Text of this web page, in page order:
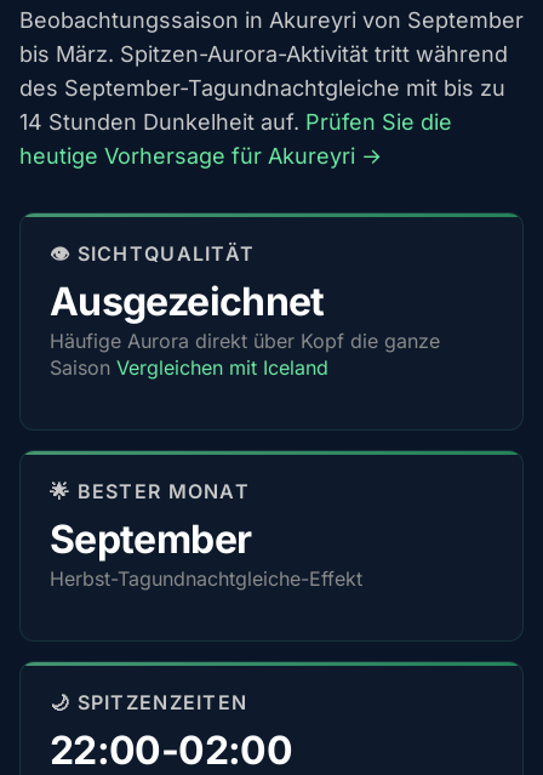
Beobachtungssaison in Akureyri von September
bis März. Spitzen-Aurora-Aktivität tritt während
des September-Tagundnachtgleiche mit bis zu
14 Stunden Dunkelheit auf. Prüfen Sie die
heutige Vorhersage für Akureyri →
👁️ SICHTQUALITÄT
Ausgezeichnet
Häufige Aurora direkt über Kopf die ganze
Saison Vergleichen mit Iceland
🌟 BESTER MONAT
September
Herbst-Tagundnachtgleiche-Effekt
🌙 SPITZENZEITEN
22:00-02:00